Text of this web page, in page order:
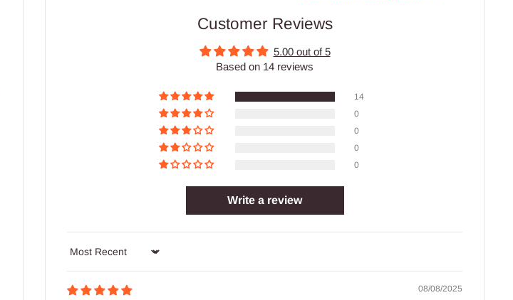
Customer Reviews
5.00 out of 5
Based on 14 reviews
14
0
0
0
0
Write a review
Sort by
08/08/2025